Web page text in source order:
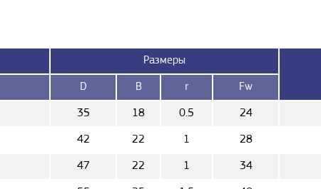
Размеры
D B r Fw
35 18 0.5 24
42 22 1 28
47 22 1 34